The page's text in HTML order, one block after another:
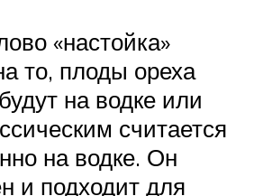
«настойка»
то, плоды ореха
на водке или
считается
на водке. Он
и подходит для